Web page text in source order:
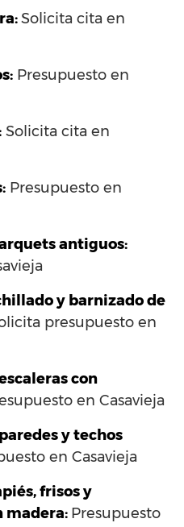
Solicita cita en
: Presupuesto en
Solicita cita en
Presupuesto en
antiguos:
y barnizado de
presupuesto en
con
en Casavieja
y techos
en Casavieja
frisos y
madera: Presupuesto